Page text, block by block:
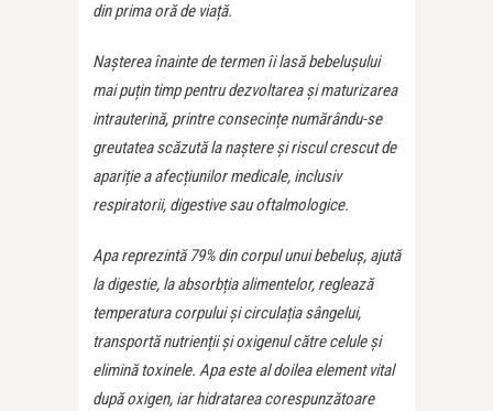
din prima oră de viață.
Nașterea înainte de termen îi lasă bebelușului
mai puțin timp pentru dezvoltarea și maturizarea
intrauterină, printre consecințe numărându-se
greutatea scăzută la naștere și riscul crescut de
apariție a afecțiunilor medicale, inclusiv
respiratorii, digestive sau oftalmologice.
Apa reprezintă 79% din corpul unui bebeluș, ajută
la digestie, la absorbția alimentelor, reglează
temperatura corpului și circulația sângelui,
transportă nutrienții și oxigenul către celule și
elimină toxinele. Apa este al doilea element vital
după oxigen, iar hidratarea corespunzătoare